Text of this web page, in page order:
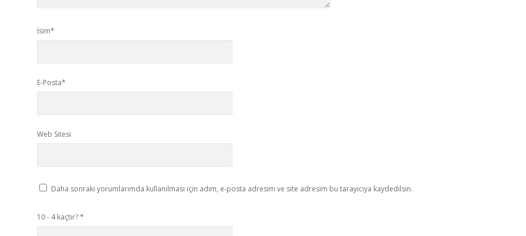
İsim*
E-Posta*
Web Sitesi
Daha sonraki yorumlarımda kullanılması için adım, e-posta adresim ve site adresim bu tarayıcıya kaydedilsin.
10 - 4 kaçtır?*